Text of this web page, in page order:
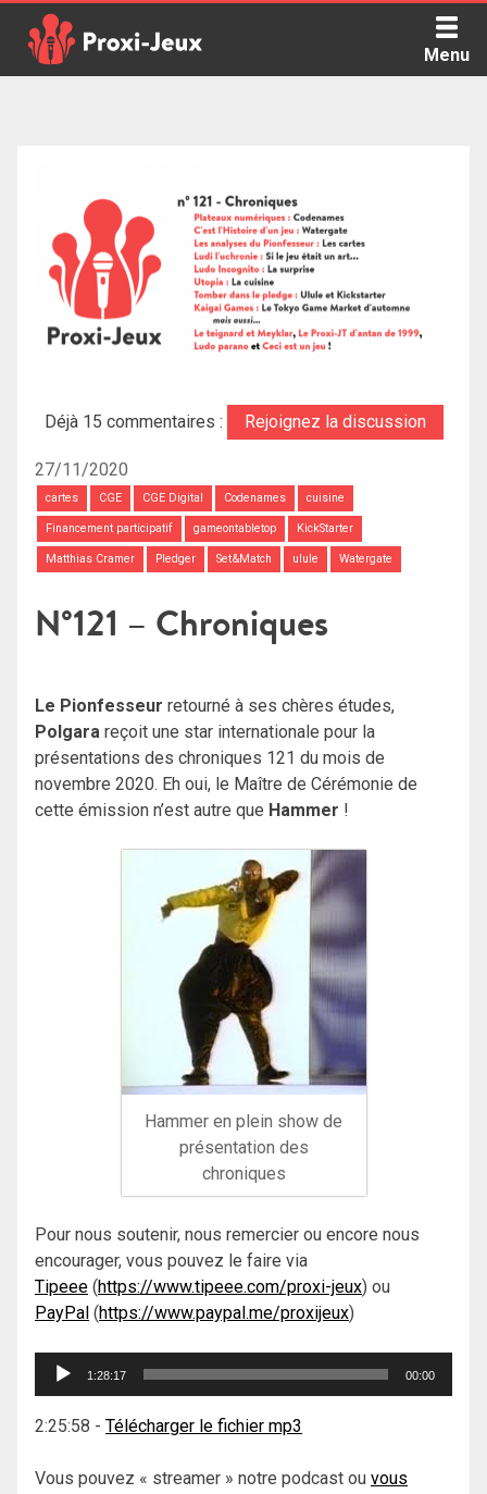
content
Menu
Déjà 15 commentaires : Rejoignez la discussion
27/11/2020
cartes CGE CGE Digital Codenames cuisine
Financement participatif gameontabletop KickStarter
Matthias Cramer Pledger Set&Match ulule Watergate
N°121 – Chroniques
Le Pionfesseur retourné à ses chères études,
Polgara reçoit une star internationale pour la
présentations des chroniques 121 du mois de
novembre 2020. Eh oui, le Maître de Cérémonie de
cette émission n’est autre que Hammer !
Hammer en plein show de
présentation des
chroniques
Pour nous soutenir, nous remercier ou encore nous
encourager, vous pouvez le faire via
Tipeee (https://www.tipeee.com/proxi-jeux) ou
PayPal (https://www.paypal.me/proxijeux)
Lecteur
1:28:17 00:00
2:25:58 - Télécharger le fichier mp3
Vous pouvez « streamer » notre podcast ou vous